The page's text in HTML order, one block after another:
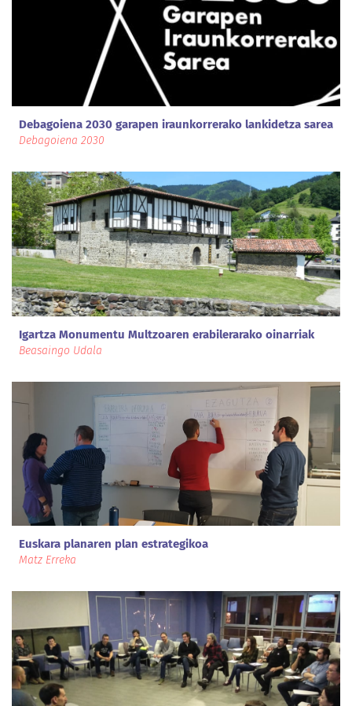
Debagoiena 2030 garapen iraunkorrerako lankidetza sarea
Debagoiena 2030
Igartza Monumentu Multzoaren erabilerarako oinarriak
Beasaingo Udala
Euskara planaren plan estrategikoa
Matz Erreka